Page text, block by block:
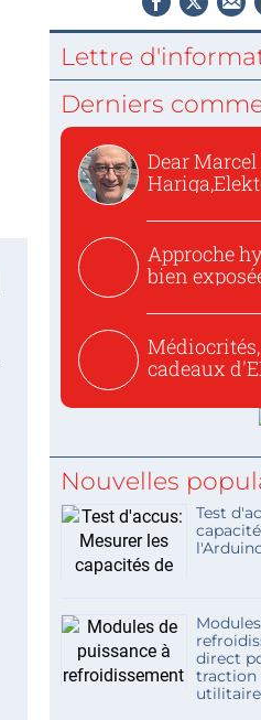
Lettre
Derniers
Dear Marcel
Approche
bien
cadeaux
Nouvelles
Test
direct
traction